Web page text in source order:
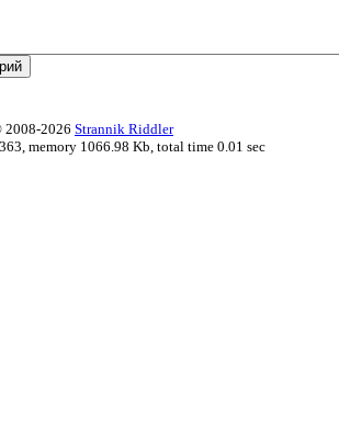
2008-2026 Strannik Riddler
memory 1066.98 Kb, total time 0.01 sec